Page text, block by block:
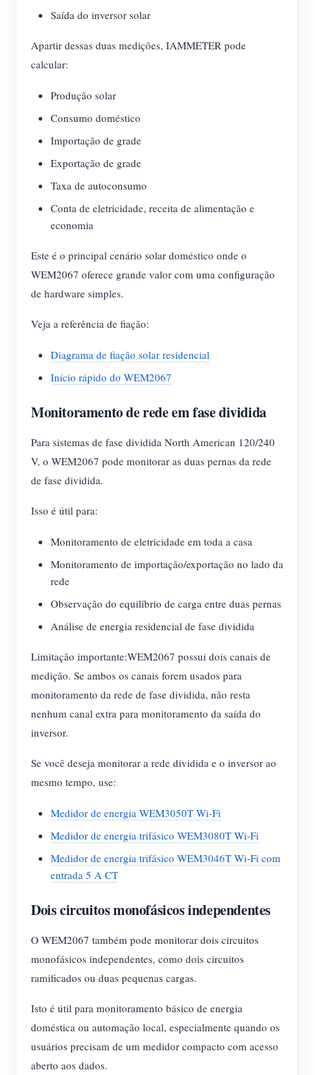
Saída do inversor solar
Apartir dessas duas medições, IAMMETER pode
calcular:
Produção solar
Consumo doméstico
Importação de grade
Exportação de grade
Taxa de autoconsumo
Conta de eletricidade, receita de alimentação e
economia
Este é o principal cenário solar doméstico onde o
WEM2067 oferece grande valor com uma configuração
de hardware simples.
Veja a referência de fiação:
Diagrama de fiação solar residencial
Início rápido do WEM2067
Monitoramento de rede em fase dividida
Para sistemas de fase dividida North American 120/240
V, o WEM2067 pode monitorar as duas pernas da rede
de fase dividida.
Isso é útil para:
Monitoramento de eletricidade em toda a casa
Monitoramento de importação/exportação no lado da
rede
Observação do equilíbrio de carga entre duas pernas
Análise de energia residencial de fase dividida
Limitação importante:WEM2067 possui dois canais de
medição. Se ambos os canais forem usados ​​para
monitoramento da rede de fase dividida, não resta
nenhum canal extra para monitoramento da saída do
inversor.
Se você deseja monitorar a rede dividida e o inversor ao
mesmo tempo, use:
Medidor de energia WEM3050T Wi-Fi
Medidor de energia trifásico WEM3080T Wi-Fi
Medidor de energia trifásico WEM3046T Wi-Fi com
entrada 5 A CT
Dois circuitos monofásicos independentes
O WEM2067 também pode monitorar dois circuitos
monofásicos independentes, como dois circuitos
ramificados ou duas pequenas cargas.
Isto é útil para monitoramento básico de energia
doméstica ou automação local, especialmente quando os
usuários precisam de um medidor compacto com acesso
aberto aos dados.